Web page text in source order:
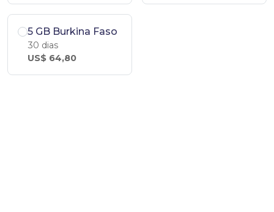
5 GB Burkina Faso
30 dias
US$ 64,80